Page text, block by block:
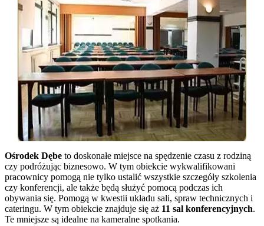
Ośrodek Dębe to doskonałe miejsce na spędzenie czasu z rodziną
czy podróżując biznesowo. W tym obiekcie wykwalifikowani
pracownicy pomogą nie tylko ustalić wszystkie szczegóły szkolenia
czy konferencji, ale także będą służyć pomocą podczas ich
obywania się. Pomogą w kwestii układu sali, spraw technicznych i
cateringu. W tym obiekcie znajduje się aż 11 sal konferencyjnych.
Te mniejsze są idealne na kameralne spotkania.